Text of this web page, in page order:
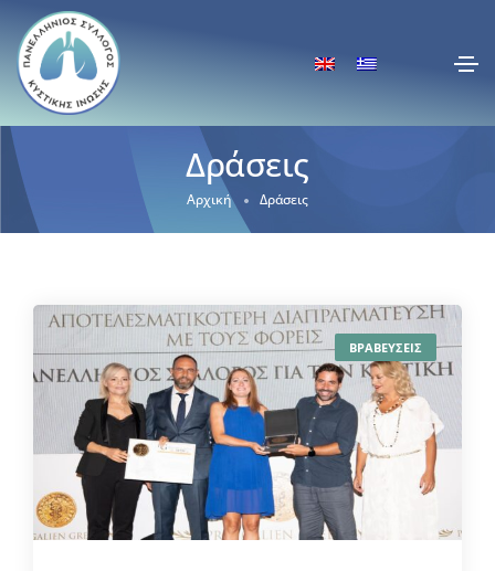
Δράσεις
Αρχική Δράσεις
ΒΡΑΒΕΥΣΕΙΣ